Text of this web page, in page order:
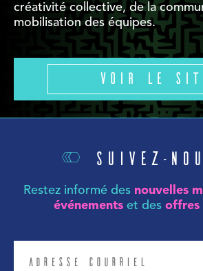
créativité collective, de la
mobilisation des équipes.
Voir le
Suivez-
Restez informé des nouvelles
événementset des offres